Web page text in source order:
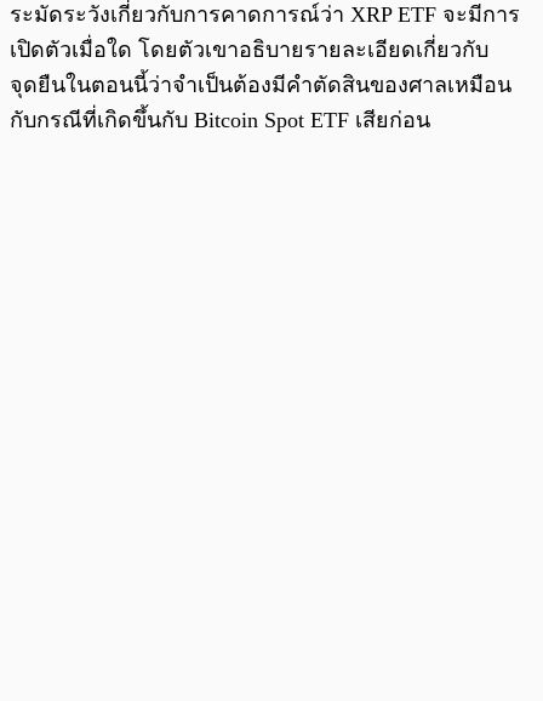
ระมัดระวังเกี่ยวกับการคาดการณ์ว่า XRP ETF จะมีการ
เปิดตัวเมื่อใด โดยตัวเขาอธิบายรายละเอียดเกี่ยวกับ
จุดยืนในตอนนี้ว่าจำเป็นต้องมีคำตัดสินของศาลเหมือน
กับกรณีที่เกิดขึ้นกับ Bitcoin Spot ETF เสียก่อน